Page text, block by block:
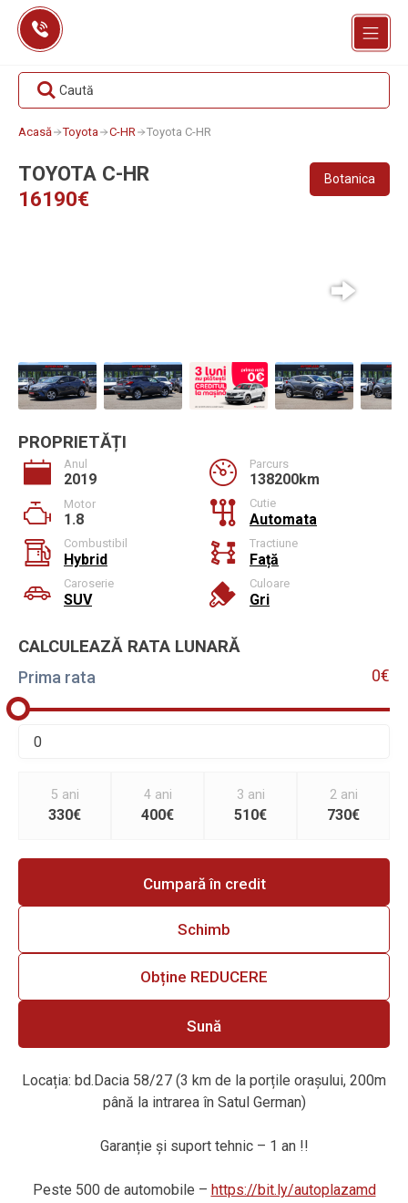
Skip
content
Caută
Acasă Toyota C-HR Toyota C-HR
TOYOTA C-HR
16190€
Botanica
PROPRIETĂȚI
Anul
2019
Parcurs
138200km
Motor
1.8
Cutie
Automata
Combustibil
Hybrid
Tractiune
Față
Caroserie
SUV
Culoare
Gri
CALCULEAZĂ RATA LUNARĂ
Prima rata 0€
5 ani
330€
4 ani
400€
3 ani
510€
2 ani
730€
Cumpară în credit
Schimb
Obține REDUCERE
Sună
Locația: bd.Dacia 58/27 (3 km de la porțile orașului, 200m
până la intrarea în Satul German)
Garanție și suport tehnic – 1 an !!
Peste 500 de automobile – https://bit.ly/autoplazamd